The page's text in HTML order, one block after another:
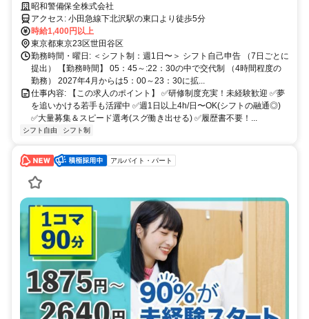
｜昇給あり
昭和警備保全株式会社
アクセス: 小田急線下北沢駅の東口より徒歩5分
時給1,400円以上
東京都東京23区世田谷区
勤務時間・曜日: ＜シフト制：週1日〜＞ シフト自己申告 （7日ごとに
提出） 【勤務時間】 05：45～:22：30の中で交代制 （4時間程度の
勤務） 2027年4月からは5：00～23：30に拡...
仕事内容: 【この求人のポイント】 ✅研修制度充実！未経験歓迎 ✅夢
を追いかける若手も活躍中 ✅週1日以上4h/日〜OK(シフトの融通◎)
✅大量募集＆スピード選考(スグ働き出せる) ✅履歴書不要！...
シフト自由 シフト制
アルバイト・パート